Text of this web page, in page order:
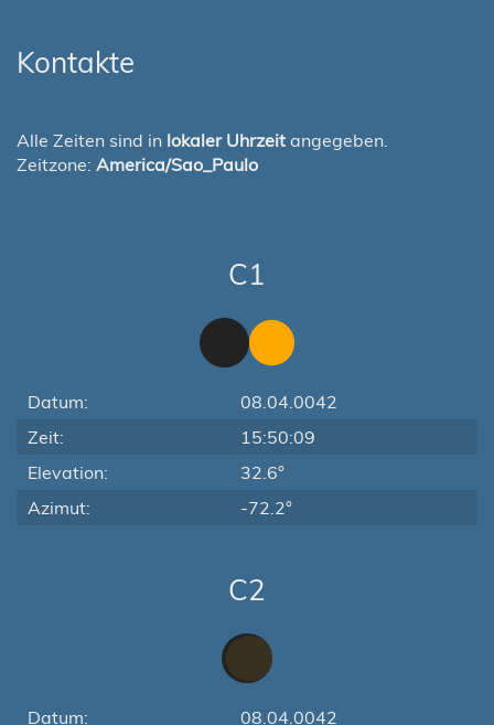
Kontakte
Alle Zeiten sind in lokaler Uhrzeit angegeben.
Zeitzone: America/Sao_Paulo
C1
Datum:
08.04.0042
Zeit:
15:50:09
Elevation:
32.6°
Azimut:
-72.2°
C2
Datum: 08.04.0042